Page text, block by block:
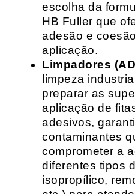
escolha da
HB Fuller que
adesão e
aplicação.
Limpadores
limpeza
preparar as
aplicação de
adesivos,
contaminantes
comprometer a
diferentes tipos
isopropílico,